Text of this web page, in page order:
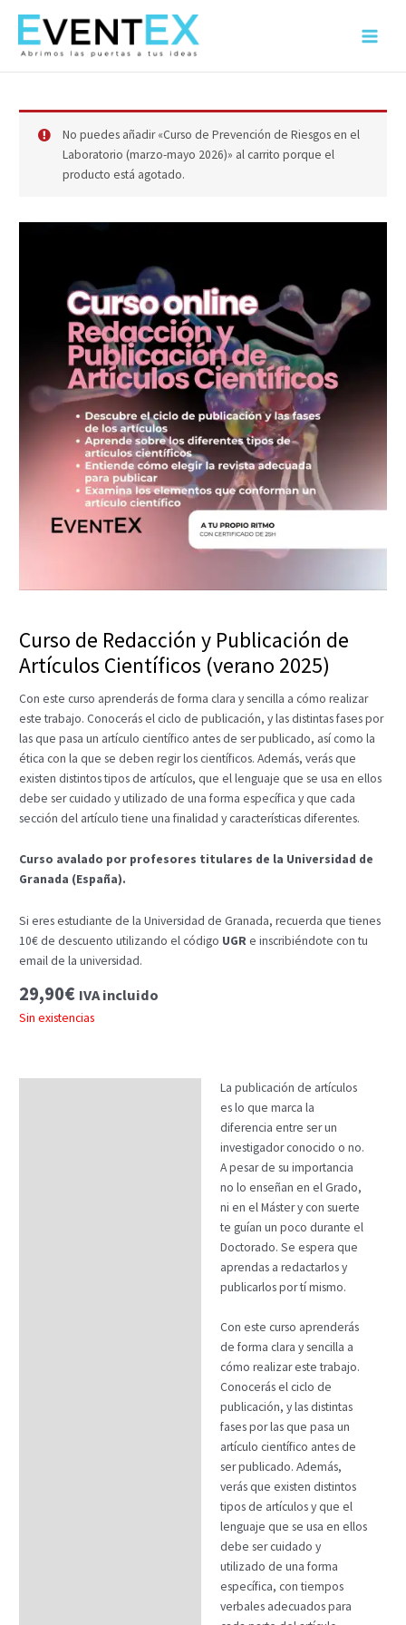
contenido
Main
No puedes añadir «Curso de Prevención de Riesgos en el
Laboratorio (marzo-mayo 2026)» al carrito porque el
producto está agotado.
Curso de Redacción y Publicación de
Artículos Científicos (verano 2025)
Con este curso aprenderás de forma clara y sencilla a cómo realizar
este trabajo. Conocerás el ciclo de publicación, y las distintas fases por
las que pasa un artículo científico antes de ser publicado, así como la
ética con la que se deben regir los científicos. Además, verás que
existen distintos tipos de artículos, que el lenguaje que se usa en ellos
debe ser cuidado y utilizado de una forma específica y que cada
sección del artículo tiene una finalidad y características diferentes.
Curso avalado por profesores titulares de la Universidad de
Granada (España).
Si eres estudiante de la Universidad de Granada, recuerda que tienes
10€ de descuento utilizando el código UGRe inscribiéndote con tu
email de la universidad.
29,90€ IVA incluido
Sin existencias
La publicación de artículos
es lo que marca la
diferencia entre ser un
investigador conocido o no.
A pesar de su importancia
no lo enseñan en el Grado,
ni en el Máster y con suerte
te guían un poco durante el
Doctorado. Se espera que
aprendas a redactarlos y
publicarlos por tí mismo.
Con este curso aprenderás
de forma clara y sencilla a
cómo realizar este trabajo.
Conocerás el ciclo de
publicación, y las distintas
fases por las que pasa un
artículo científico antes de
ser publicado. Además,
verás que existen distintos
tipos de artículos y que el
lenguaje que se usa en ellos
debe ser cuidado y
utilizado de una forma
específica, con tiempos
verbales adecuados para